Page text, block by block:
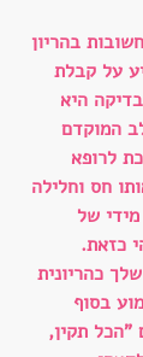
בהריון
על קבלת
היא
המוקדם
לרופא
חס וחלילה
של
כזאת.
כהריונית
בסוף
"הכל תקין,